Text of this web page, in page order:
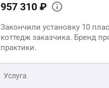
957 310 ₽
Закончили установку 10
коттедж заказчика. Бренд
практики.
Услуга